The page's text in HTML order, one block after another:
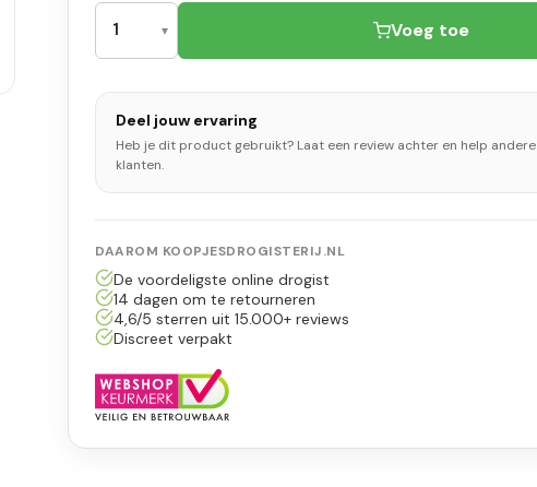
Voeg toe
Deel jouw ervaring
Heb je dit product gebruikt? Laat een review achter en help andere
klanten.
DAAROM KOOPJESDROGISTERIJ.NL
De voordeligste online drogist
14 dagen om te retourneren
4,6/5 sterren uit 15.000+ reviews
Discreet verpakt